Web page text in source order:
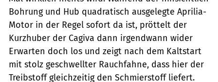
Bohrung und Hub quadratisch ausgelegte Aprilia-
Motor in der Regel sofort da ist, pröttelt der
Kurzhuber der Cagiva dann irgendwann wider
Erwarten doch los und zeigt nach dem Kaltstart
mit stolz geschwellter Rauchfahne, dass hier der
Treibstoff gleichzeitig den Schmierstoff liefert.